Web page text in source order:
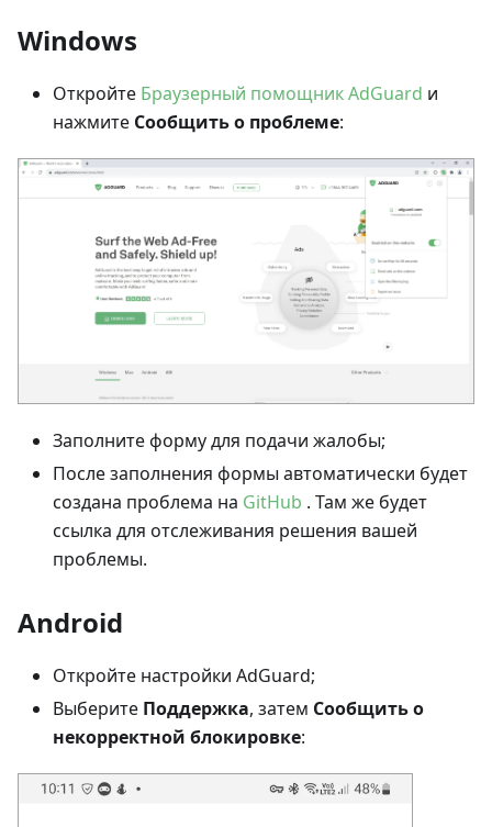
Windows
Откройте Браузерный помощник AdGuard и
нажмите Сообщить о проблеме:
Заполните форму для подачи жалобы;
После заполнения формы автоматически будет
создана проблема на GitHub . Там же будет
ссылка для отслеживания решения вашей
проблемы.
Android
Откройте настройки AdGuard;
Выберите Поддержка, затем Сообщить о
некорректной блокировке: